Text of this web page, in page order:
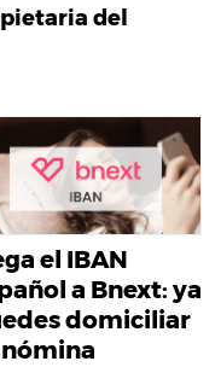
del
el IBAN
a Bnext: ya
domiciliar